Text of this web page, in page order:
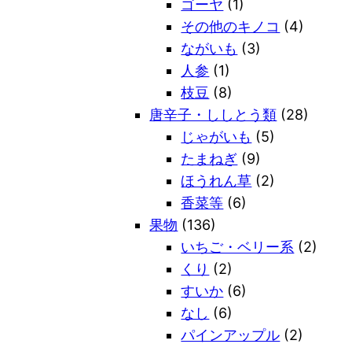
ゴーヤ (1)
その他のキノコ (4)
ながいも (3)
人参 (1)
枝豆 (8)
唐辛子・ししとう類 (28)
じゃがいも (5)
たまねぎ (9)
ほうれん草 (2)
香菜等 (6)
果物 (136)
いちご・ベリー系 (2)
くり (2)
すいか (6)
なし (6)
パインアップル (2)